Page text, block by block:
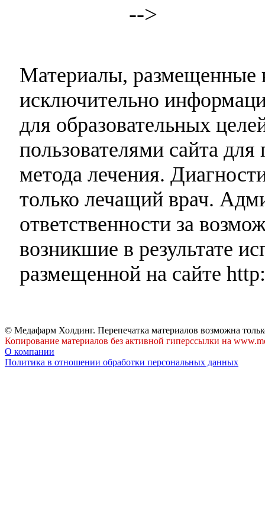
-->
Материалы, размещенные
исключительно
для образовательных
пользователями сайта
метода лечения.
только лечащий врач.
ответственности за
возникшие в результате
размещенной на сайте
© Медафарм Холдинг. Перепечатка материалов возможна
Копирование материалов без активной гиперссылки на
О компании
Политика в отношении обработки персональных данных